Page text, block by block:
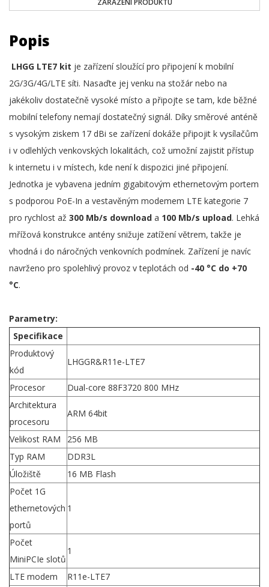
ZAŘAZENÍ PRODUKTU
Popis
LHGG LTE7 kit je zařízení sloužící pro připojení k mobilní
2G/3G/4G/LTE síti. Nasaďte jej venku na stožár nebo na
jakékoliv dostatečně vysoké místo a připojte se tam, kde běžné
mobilní telefony nemají dostatečný signál. Díky směrové anténě
s vysokým ziskem 17 dBi se zařízení dokáže připojit k vysílačům
i v odlehlých venkovských lokalitách, což umožní zajistit přístup
k internetu i v místech, kde není k dispozici jiné připojení.
Jednotka je vybavena jedním gigabitovým ethernetovým portem
s podporou PoE-In a vestavěným modemem LTE kategorie 7
pro rychlost až 300 Mb/s download a 100 Mb/s upload. Lehká
mřížová konstrukce antény snižuje zatížení větrem, takže je
vhodná i do náročných venkovních podmínek. Zařízení je navíc
navrženo pro spolehlivý provoz v teplotách od -40 °C do +70
°C.
Parametry:
Specifikace
Produktový
kód
LHGGR&R11e-LTE7
Procesor
Dual-core 88F3720 800 MHz
Architektura
procesoru
ARM 64bit
Velikost RAM
256 MB
Typ RAM
DDR3L
Úložiště
16 MB Flash
Počet 1G
ethernetových
portů
1
Počet
MiniPCIe slotů
1
LTE modem
R11e-LTE7